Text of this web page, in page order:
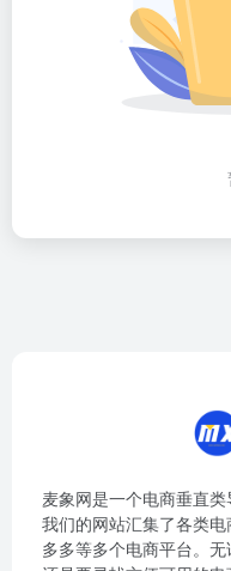
麦象网是一个电商垂直
我们的网站汇集了各类
多多等多个电商平台。